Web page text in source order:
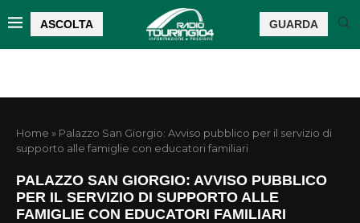
ASCOLTA GUARDA
Home » Palazzo San Giorgio: Avviso pubblico per il servizio di
supporto alle famiglie con educatori familiari
PALAZZO SAN GIORGIO: AVVISO PUBBLICO
PER IL SERVIZIO DI SUPPORTO ALLE
FAMIGLIE CON EDUCATORI FAMILIARI